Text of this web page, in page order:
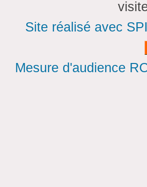
Site réalisé avec
Mesure d'audience